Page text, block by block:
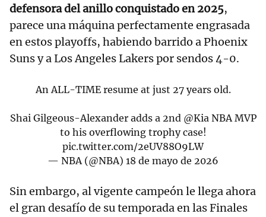
defensora del anillo conquistado en 2025,
parece una máquina perfectamente engrasada
en estos playoffs, habiendo barrido a Phoenix
Suns y a Los Angeles Lakers por sendos 4-0.
An ALL-TIME resume at just 27 years old.
Shai Gilgeous-Alexander adds a 2nd @KiaNBA MVP
to his overflowing trophy case!
pic.twitter.com/2eUV88O9LW
— NBA (@NBA) 18 de mayo de 2026
Sin embargo, al vigente campeón le llega ahora
el gran desafío de su temporada en las Finales